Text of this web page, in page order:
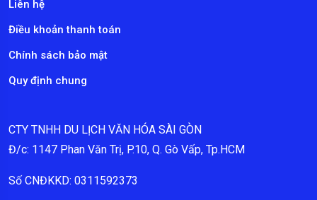
Liên hệ
Điều khoản thanh toán
Chính sách bảo mật
Quy định chung
CTY TNHH DU LỊCH VĂN HÓA SÀI GÒN
Đ/c: 1147 Phan Văn Trị, P.10, Q. Gò Vấp, Tp.HCM
Số CNĐKKD: 0311592373